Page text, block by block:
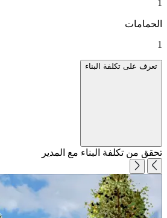
1
الحمامات
1
تعرف على تكلفة البناء
تحقق من تكلفة البناء مع المدير